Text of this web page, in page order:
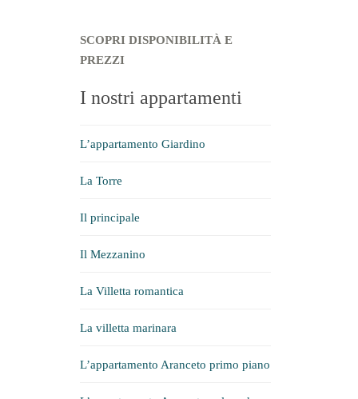
SCOPRI DISPONIBILITÀ E
PREZZI
I nostri appartamenti
L’appartamento Giardino
La Torre
Il principale
Il Mezzanino
La Villetta romantica
La villetta marinara
L’appartamento Aranceto primo piano